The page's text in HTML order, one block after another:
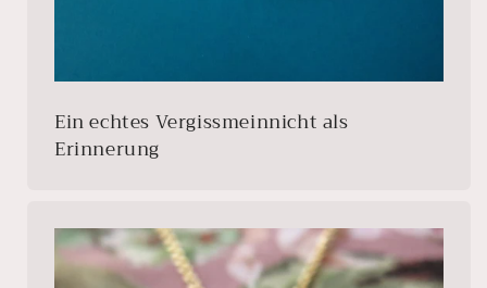
Ein echtes Vergissmeinnicht als
Erinnerung